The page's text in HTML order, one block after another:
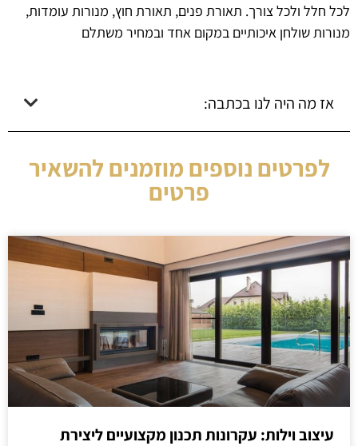
לכל חלל ולכל צורך. תאורת פנים, תאורת חוץ, מנורות עומדות,
מנורות שולחן איכותיים במקום אחד ובמחיר משתלם
אז מה היה לנו בכתבה:
לפרטים נוספים מוזמנים להשאיר
פרטים
עיצוב וילות: עקרונות תכנון מקצועיים ליצירת